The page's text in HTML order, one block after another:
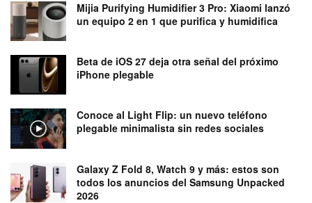
Mijia Purifying Humidifier 3 Pro: Xiaomi lanzó
un equipo 2 en 1 que purifica y humidifica
Beta de iOS 27 deja otra señal del próximo
iPhone plegable
Conoce al Light Flip: un nuevo teléfono
plegable minimalista sin redes sociales
Galaxy Z Fold 8, Watch 9 y más: estos son
todos los anuncios del Samsung Unpacked
2026